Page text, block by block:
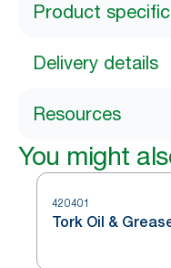
Product
Delivery details
Resources
You might
420401